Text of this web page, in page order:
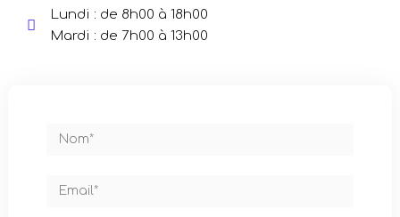
Lundi : de 8h00 à 18h00
Mardi : de 7h00 à 13h00